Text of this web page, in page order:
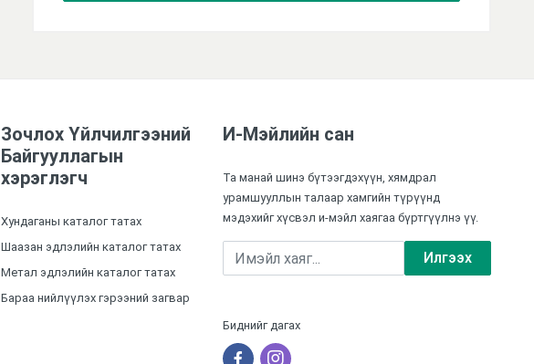
Зочлох Үйлчилгээний
Байгууллагын
хэрэглэгч
Хундаганы каталог татах
Шаазан эдлэлийн каталог татах
Метал эдлэлийн каталог татах
Бараа нийлүүлэх гэрээний загвар
И-Мэйлийн сан
Та манай шинэ бүтээгдэхүүн, хямдрал
урамшууллын талаар хамгийн түрүүнд
мэдэхийг хүсвэл и-мэйл хаягаа бүртгүүлнэ үү.
Илгээх
Биднийг дагах